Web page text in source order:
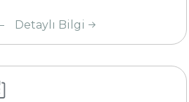
Detaylı Bilgi
Yarıyılı
ve